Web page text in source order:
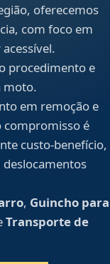
oferecemos
com foco em
procedimento e
moto.
em remoção e
compromisso é
custo-benefício,
, Guincho para
Transporte de